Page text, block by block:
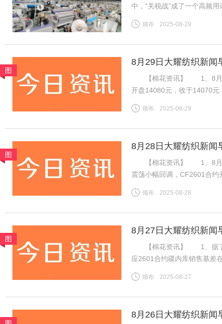
中，“关税战”成了一个高频
关税战到底影响几何？谁在
领布 2025-08-29
图
8月29日大耀纺织新闻
【棉花资讯】 1、8月28
开盘14080元，收于14070
期国内供应偏紧预期仍在，
领布 2025-08-29
图
8月28日大耀纺织新闻
【棉花资讯】 1、8月27
震荡小幅回调，CF2601合
下游棉纱市场交投一般，棉
领布 2025-08-28
图
8月27日大耀纺织新闻
【棉花资讯】 1、据了解
应2601合约疆内库销售基差
内地库新疆机采棉4129B含杂
领布 2025-08-27
8月26日大耀纺织新闻